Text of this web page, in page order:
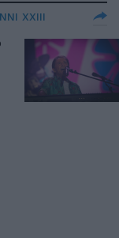
XXIII